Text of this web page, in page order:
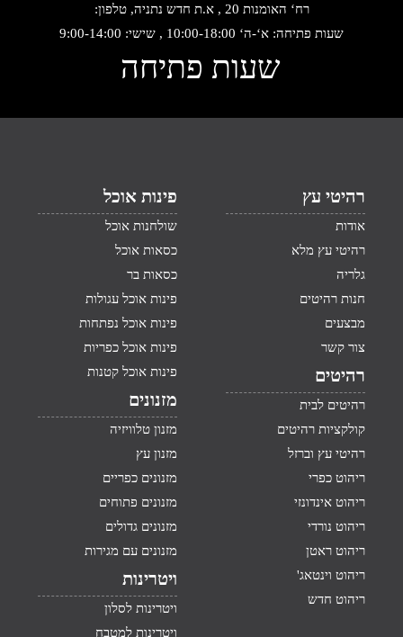
רח‘ האומנות 20 , א.ת חדש נתניה, טלפון:
שעות פתיחה: א‘-ה‘ 10:00-18:00 , שישי: 9:00-14:00
שעות פתיחה
רהיטי עץ
אודות
רהיטי עץ מלא
גלריה
חנות רהיטים
מבצעים
צור קשר
רהיטים
רהיטים לבית
קולקציות רהיטים
רהיטי עץ וברזל
ריהוט כפרי
ריהוט אינדונזי
ריהוט נורדי
ריהוט ראטן
ריהוט וינטאג'
ריהוט חדש
פינות אוכל
שולחנות אוכל
כסאות אוכל
כסאות בר
פינות אוכל עגולות
פינות אוכל נפתחות
פינות אוכל כפריות
פינות אוכל קטנות
מזנונים
מזנון טלוויזיה
מזנון עץ
מזנונים כפריים
מזנונים פתוחים
מזנונים גדולים
מזנונים עם מגירות
ויטרינות
ויטרינות לסלון
ויטרינות למטבח